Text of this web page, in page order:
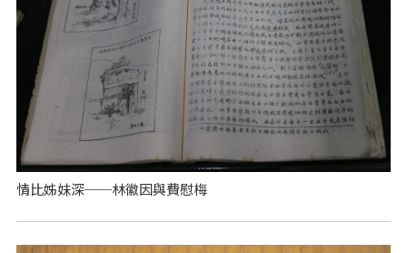
情比姊妹深──林徽因與費慰梅